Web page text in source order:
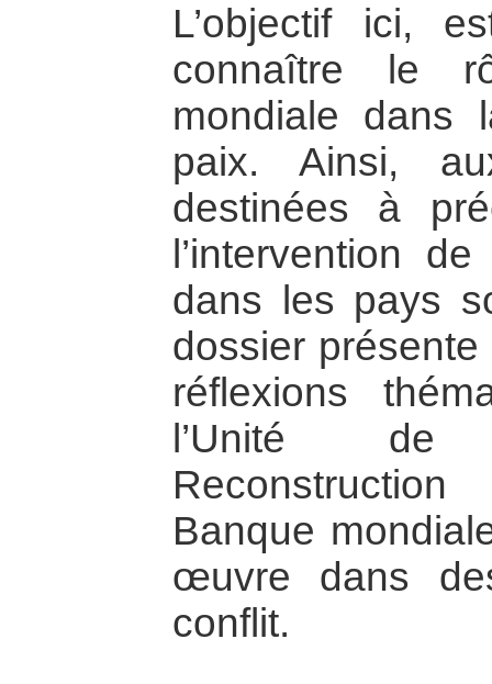
L’objectif ici,
connaître le
mondiale dans
paix. Ainsi,
destinées à
l’intervention
dans les pays
dossier
réflexions
l’Unité de
Banque
œuvre dans
conflit.